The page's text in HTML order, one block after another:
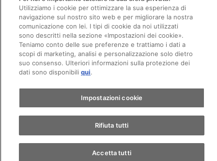
Impressum
Informativa sulla protezione dei dati
Politica sui cookie Informazioni legali CFSL
Utilizziamo i cookie per ottimizzare la sua esperienza di
navigazione sul nostro sito web e per migliorare la nostra
comunicazione con lei. I tipi di cookie da noi utilizzati
sono descritti nella sezione «Impostazioni dei cookie».
Teniamo conto delle sue preferenze e trattiamo i dati a
scopi di marketing, analisi e personalizzazione solo dietro
suo consenso. Ulteriori informazioni sulla protezione dei
dati sono disponibiliqui.
Impostazioni cookie
Rifiuta tutti
Accetta tutti